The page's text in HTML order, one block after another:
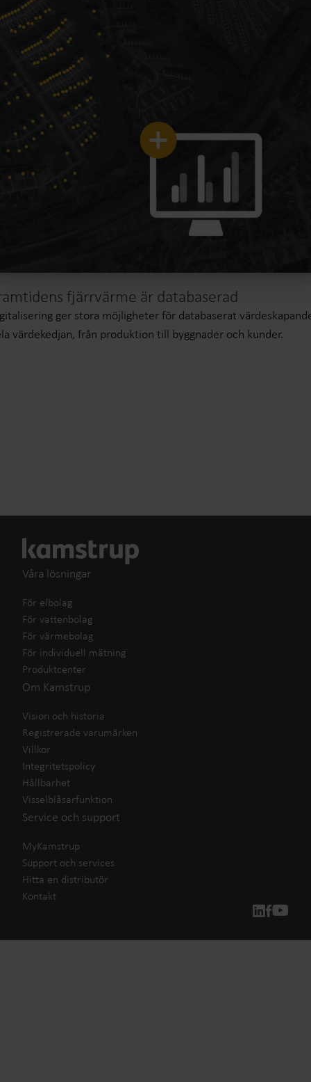
fjärrvärme är databaserad
ger stora möjligheter för databaserat
värdekedjan, från produktion till byggnader och kunder.
Våra lösningar
För elbolag
För vattenbolag
För värmebolag
För individuell mätning
Produktcenter
Om Kamstrup
Vision och historia
Registrerade varumärken
Villkor
Integritetspolicy
Hållbarhet
Visselblåsarfunktion
Service och support
MyKamstrup
Support och services
Hitta en distributör
Kontakt